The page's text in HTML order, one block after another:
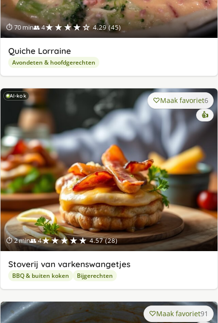
⏱ 70 min👥 4★★★★☆ 4.29 (45)
Quiche Lorraine
Avondeten & hoofdgerechten
AI-kok
⏱ 2 min👥 4★★★★★ 4.57 (28)
Maak favoriet6
👍
Stoverij van varkenswangetjes
BBQ & buiten koken Bijgerechten
Maak favoriet91